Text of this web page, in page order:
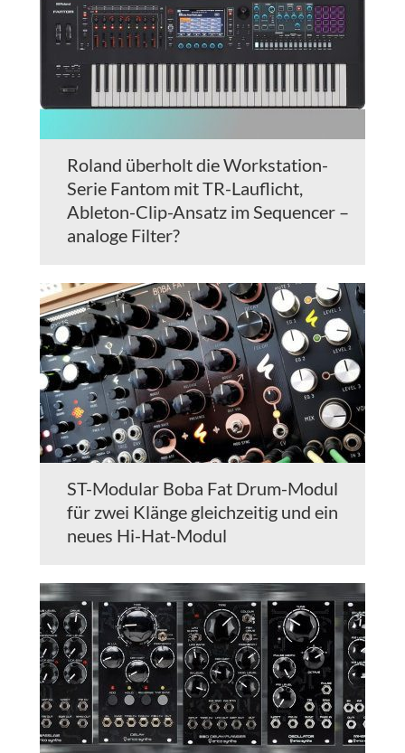
Roland überholt die Workstation-
Serie Fantom mit TR-Lauflicht,
Ableton-Clip-Ansatz im Sequencer –
analoge Filter?
ST-Modular Boba Fat Drum-Modul
für zwei Klänge gleichzeitig und ein
neues Hi-Hat-Modul